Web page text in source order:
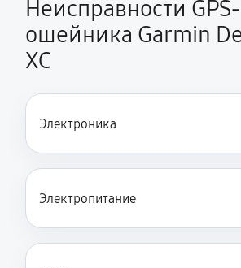
Неисправности GPS-
ошейника Garmin
XC
Электроника
Электропитание